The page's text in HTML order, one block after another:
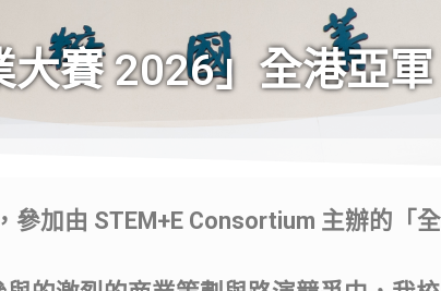
賽 2026」全港亞軍
加由 STEM+E Consortium 主辦的「